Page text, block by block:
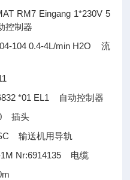
RM7 Eingang 1*230V 5
控制器
104 0.4-4L/min H2O 流
*01 EL1
自动控制器
插头
输送机用导轨
Nr:6914135 电缆